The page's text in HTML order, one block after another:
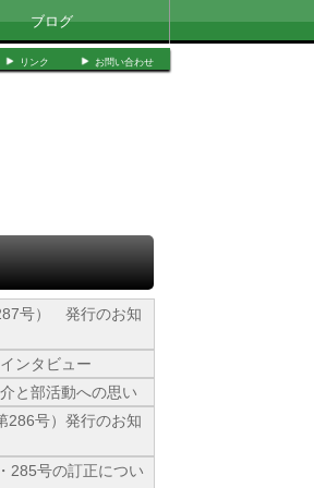
ブログ
リンク お問い合わせ
号） 発行のお知
ンタビュー
と部活動への思い
286号）発行のお知
285号の訂正につい